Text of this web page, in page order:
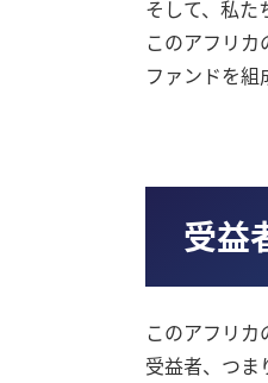
そして、私た
このアフリカ
ファンドを組
受益
このアフリカ
受益者、つま